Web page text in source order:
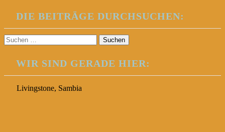
DIE BEITRÄGE DURCHSUCHEN:
Suchen
nach:
WIR SIND GERADE HIER:
Livingstone, Sambia